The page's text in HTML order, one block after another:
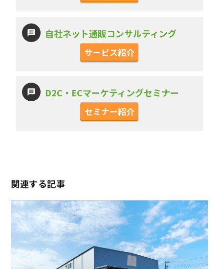
自社ネット通販コンサルティング
サービス紹介
D2C・ECマーケティングセミナー
セミナー紹介
関連する記事